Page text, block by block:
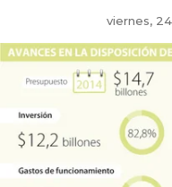
viernes,